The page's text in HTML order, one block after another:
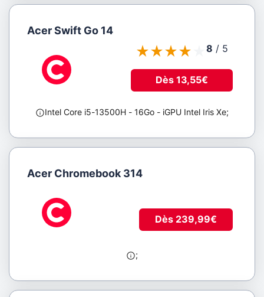
8 / 5
Dès 13,55€
Acer Swift Go 14
Intel Core i5-13500H - 16Go - iGPU Intel Iris Xe;
Dès 239,99€
Acer Chromebook 314
;